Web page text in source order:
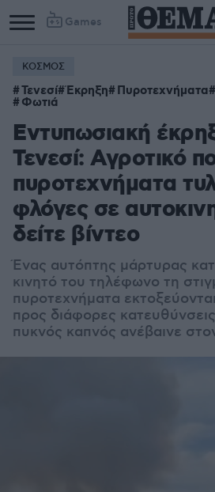
Games
ΚΟΣΜΟΣ
Τενεσί Έκρηξη Πυροτεχνήματα
Φωτιά
Εντυπωσιακή
Τενεσί: Αγροτικό
πυροτεχνήματα
φλόγες σε
δείτε βίντεο
Ένας αυτόπτης μάρτυρας
κινητό του τηλέφωνο τη
πυροτεχνήματα
προς διάφορες
πυκνός καπνός ανέβαινε